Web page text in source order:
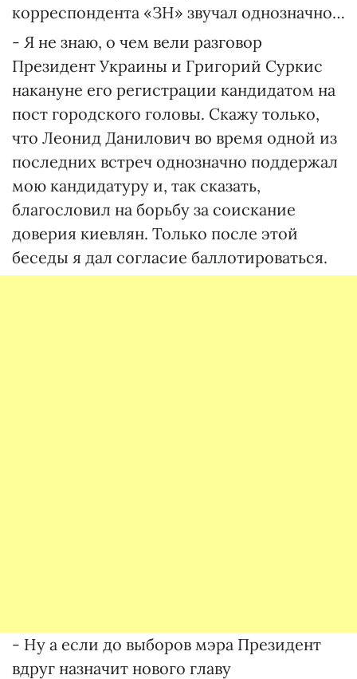
корреспондента «ЗН» звучал однозначно…
- Я не знаю, о чем вели разговор
Президент Украины и Григорий Суркис
накануне его регистрации кандидатом на
пост городского головы. Скажу только,
что Леонид Данилович во время одной из
последних встреч однозначно поддержал
мою кандидатуру и, так сказать,
благословил на борьбу за соискание
доверия киевлян. Только после этой
беседы я дал согласие баллотироваться.
- Ну а если до выборов мэра Президент
вдруг назначит нового главу